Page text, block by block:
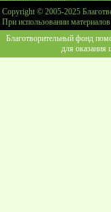
Copyright © 2005-2025
При использовании материалов
Благотворительный фонд
для оказания